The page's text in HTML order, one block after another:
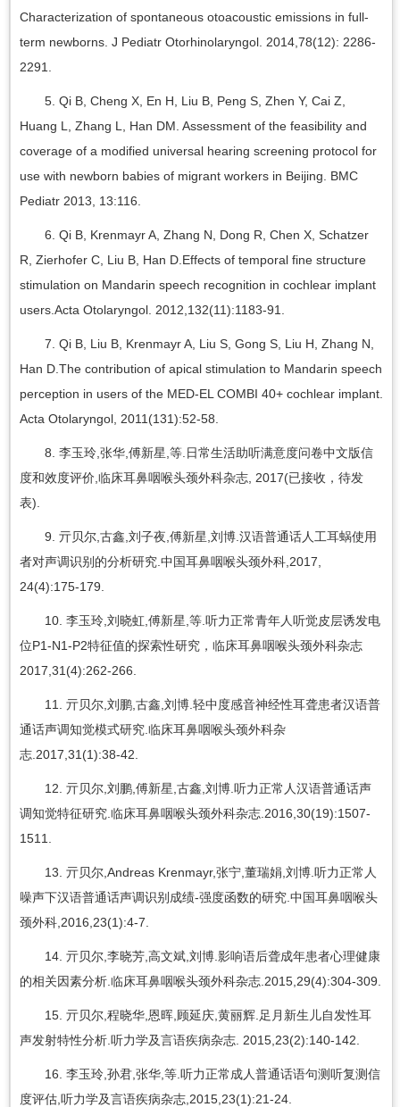
Characterization of spontaneous otoacoustic emissions in full-
term newborns. J Pediatr Otorhinolaryngol. 2014,78(12): 2286-
2291.
5. Qi B, Cheng X, En H, Liu B, Peng S, Zhen Y, Cai Z,
Huang L, Zhang L, Han DM. Assessment of the feasibility and
coverage of a modified universal hearing screening protocol for
use with newborn babies of migrant workers in Beijing. BMC
Pediatr 2013, 13:116.
6. Qi B, Krenmayr A, Zhang N, Dong R, Chen X, Schatzer
R, Zierhofer C, Liu B, Han D.Effects of temporal fine structure
stimulation on Mandarin speech recognition in cochlear implant
users.Acta Otolaryngol. 2012,132(11):1183-91.
7. Qi B, Liu B, Krenmayr A, Liu S, Gong S, Liu H, Zhang N,
Han D.The contribution of apical stimulation to Mandarin speech
perception in users of the MED-EL COMBI 40+ cochlear implant.
Acta Otolaryngol, 2011(131):52-58.
8. 李玉玲,张华,傅新星,等.日常生活助听满意度问卷中文版信
度和效度评价,临床耳鼻咽喉头颈外科杂志, 2017(已接收，待发
表).
9. 亓贝尔,古鑫,刘子夜,傅新星,刘博.汉语普通话人工耳蜗使用
者对声调识别的分析研究.中国耳鼻咽喉头颈外科,2017,
24(4):175-179.
10. 李玉玲,刘晓虹,傅新星,等.听力正常青年人听觉皮层诱发电
位P1-N1-P2特征值的探索性研究，临床耳鼻咽喉头颈外科杂志
2017,31(4):262-266.
11. 亓贝尔,刘鹏,古鑫,刘博.轻中度感音神经性耳聋患者汉语普
通话声调知觉模式研究.临床耳鼻咽喉头颈外科杂
志.2017,31(1):38-42.
12. 亓贝尔,刘鹏,傅新星,古鑫,刘博.听力正常人汉语普通话声
调知觉特征研究.临床耳鼻咽喉头颈外科杂志.2016,30(19):1507-
1511.
13. 亓贝尔,Andreas Krenmayr,张宁,董瑞娟,刘博.听力正常人
噪声下汉语普通话声调识别成绩-强度函数的研究.中国耳鼻咽喉头
颈外科,2016,23(1):4-7.
14. 亓贝尔,李晓芳,高文斌,刘博.影响语后聋成年患者心理健康
的相关因素分析.临床耳鼻咽喉头颈外科杂志.2015,29(4):304-309.
15. 亓贝尔,程晓华,恩晖,顾延庆,黄丽辉.足月新生儿自发性耳
声发射特性分析.听力学及言语疾病杂志. 2015,23(2):140-142.
16. 李玉玲,孙君,张华,等.听力正常成人普通话语句测听复测信
度评估,听力学及言语疾病杂志,2015,23(1):21-24.